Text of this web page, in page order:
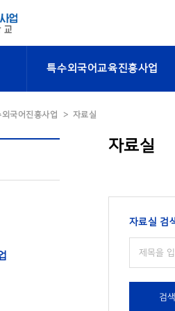
특수외국어교육진흥사업
외국어진흥사업 자료실
자료실
자료실 검
검색